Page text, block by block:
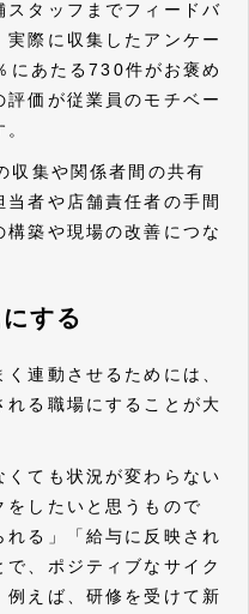
スタッフまでフィードバ
際に収集したアンケー
にあたる730件がお褒め
価が従業員のモチベー
収集や関係者間の共有
者や店舗責任者の手間
築や現場の改善につな
する
連動させるためには、
れる職場にすることが大
ても状況が変わらない
をしたいと思うもので
る」「給与に反映され
、ポジティブなサイク
例えば、研修を受けて新